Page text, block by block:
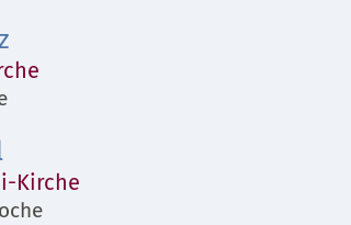
Kirche